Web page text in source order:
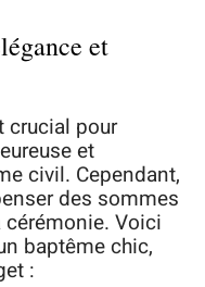
et
crucial pour
et
civil. Cependant,
des sommes
Voici
baptême chic,
: